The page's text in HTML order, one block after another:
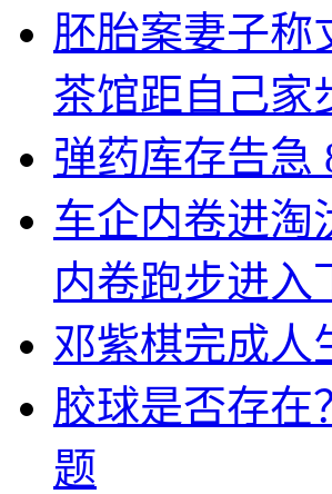
胚胎案妻子称
茶馆距自己家
弹药库存告急
车企内卷进淘
内卷跑步进入
邓紫棋完成人
胶球是否存
题